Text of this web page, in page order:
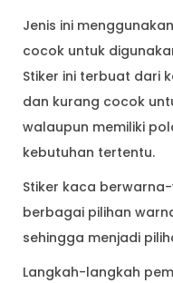
Jenis ini
cocok untuk
Stiker ini terbuat dari
dan kurang cocok
walaupun memiliki
kebutuhan tertentu.
Stiker kaca
berbagai pilihan
sehingga menjadi
Langkah-langkah